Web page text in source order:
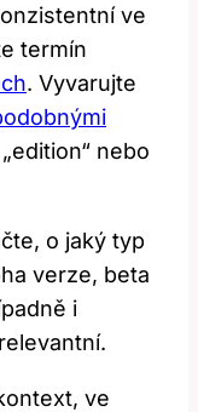
ve
termín
. Vyvarujte
nebo
o jaký typ
verze, beta
i
ve